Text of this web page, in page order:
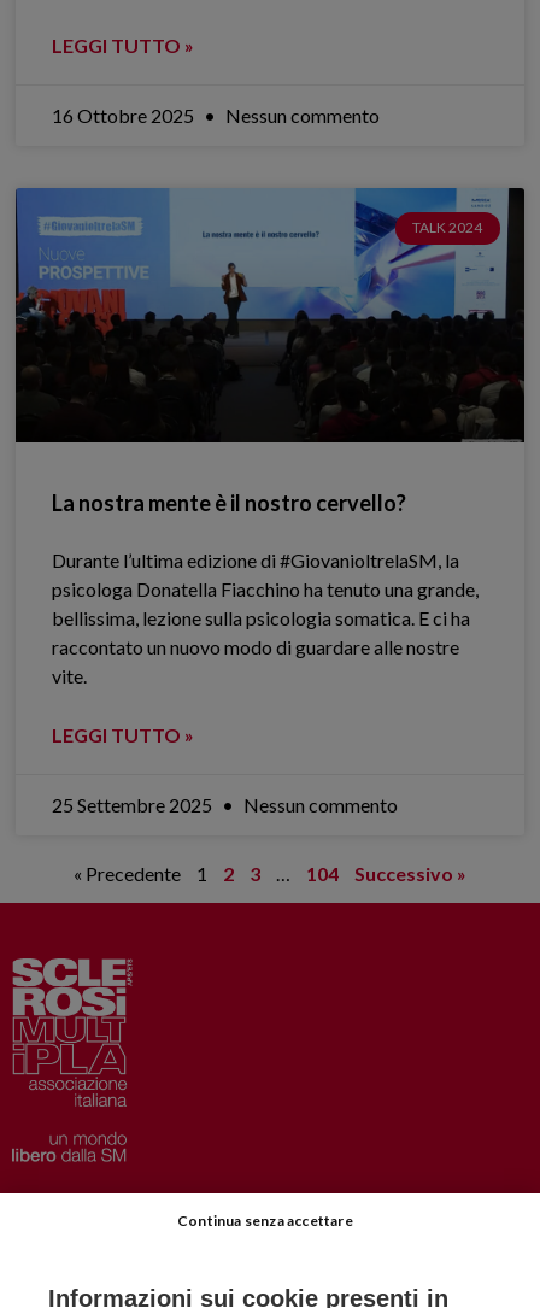
LEGGI TUTTO »
16 Ottobre 2025 Nessun commento
TALK 2024
La nostra mente è il nostro cervello?
Durante l’ultima edizione di #GiovanioltrelaSM, la
psicologa Donatella Fiacchino ha tenuto una grande,
bellissima, lezione sulla psicologia somatica. E ci ha
raccontato un nuovo modo di guardare alle nostre
vite.
LEGGI TUTTO »
25 Settembre 2025 Nessun commento
« Precedente 1 2 3 104 Successivo »
Privacy–Disclaimer
Informazioni sui cookie presenti in
Continua senza accettare